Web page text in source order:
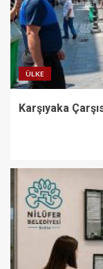
ÜLKE
Karşıyaka